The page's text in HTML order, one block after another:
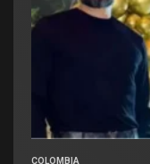
COLOMBIA